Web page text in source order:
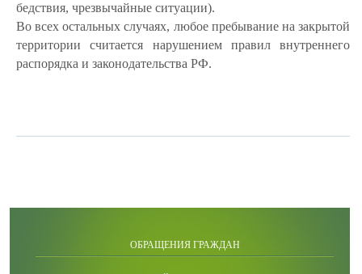
бедствия, чрезвычайные ситуации).
Во всех остальных случаях, любое пребывание на закрытой
территории считается нарушением правил внутреннего
распорядка и законодательства РФ.
ОБРАЩЕНИЯ ГРАЖДАН